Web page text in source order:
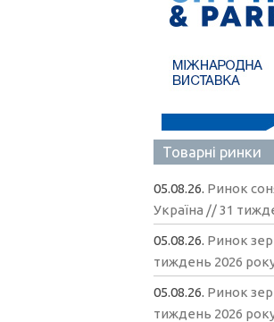
Товарні ринки
05.08.26. Ринок
Україна // 31
05.08.26. Ринок
тиждень 2026
05.08.26. Ринок
тиждень 2026